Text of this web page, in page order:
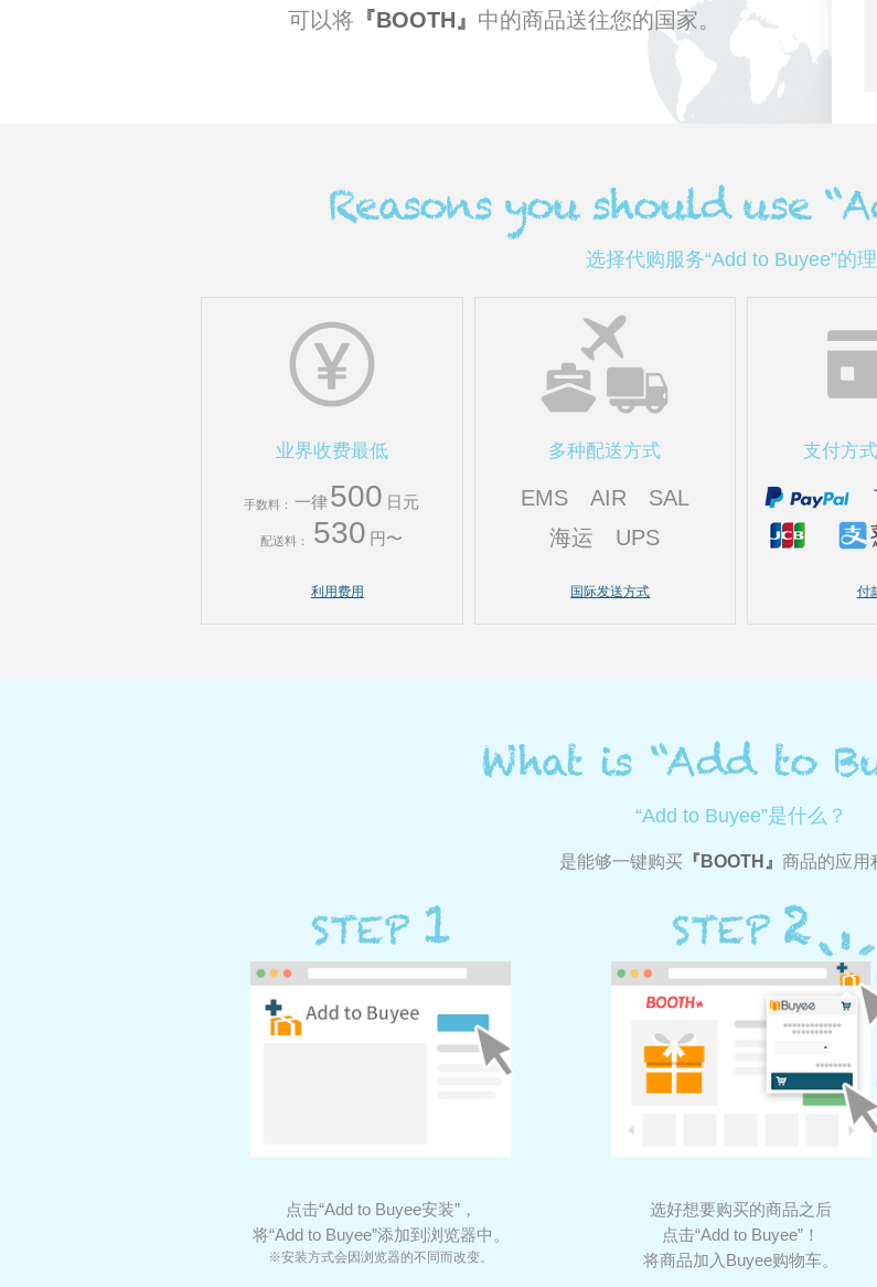
可以将 BOOTH 中的商品送往您的国家。
选择代购服务“Add to Buyee”的
业界收费最低
手数料： 一律 500 日元
配送料： 530 円〜
利用费用
多种配送方式
EMS AIR
SAL
海运
UPS
国际发送方式
支付方
付
“Add to Buyee”是什么？
是能够一键购买 BOOTH 商品的应用
点击“Add to Buyee安装”，
将“Add to Buyee”添加到浏览器中。
※安装方式会因浏览器的不同而改变。
选好想要购买的商品之后
点击“Add to Buyee”！
将商品加入Buyee购物车。